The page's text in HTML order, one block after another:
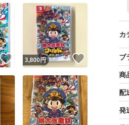
嫌
っ
よ
カ
ブ
商
配
発
いいね！
3,800円